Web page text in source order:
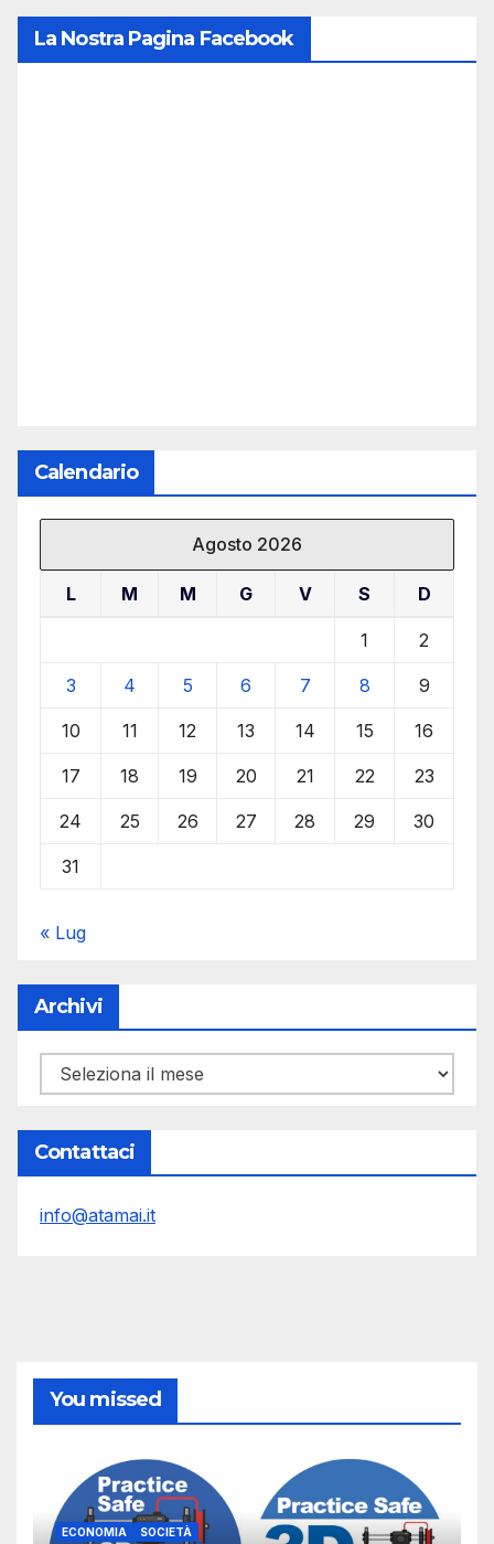
La Nostra Pagina Facebook
Calendario
Agosto 2026
L M M G V S D
1 2
3 4 5 6 7 8 9
10 11 12 13 14 15 16
17 18 19 20 21 22 23
24 25 26 27 28 29 30
31
« Lug
Archivi
Archivi
Contattaci
info@atamai.it
You missed
ECONOMIA SOCIETÀ